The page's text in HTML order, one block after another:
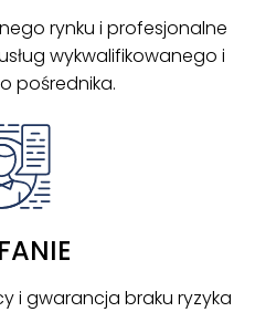
rynku i profesjonalne
wykwalifikowanego i
pośrednika.
i gwarancja braku ryzyka